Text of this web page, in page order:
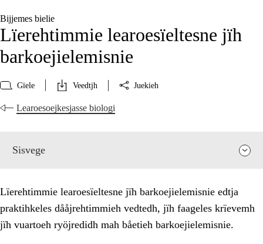
Bijjemes bielie
Lïerehtimmie learoesïeltesne jïh
barkoejielemisnie
Gïele Veedtjh Juekieh
Learoesoejkesjasse biologi
Sisvege
Lïerehtimmie learoesïeltesne jïh barkoejielemisnie edtja
praktihkeles dååjrehtimmieh vedtedh, jïh faageles krïevemh
jïh vuartoeh ryöjredidh mah båetieh barkoejielemisnie.